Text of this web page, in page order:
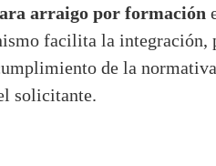
arraigo por formación
facilita la integración,
de la
solicitante.